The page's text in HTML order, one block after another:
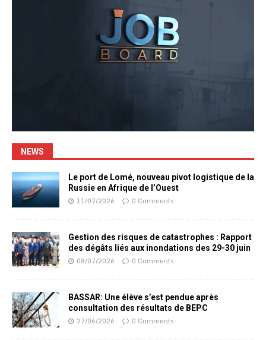
NEWS
Le port de Lomé, nouveau pivot logistique de la
Russie en Afrique de l’Ouest
11/07/2026 0 Comments
Gestion des risques de catastrophes : Rapport
des dégâts liés aux inondations des 29-30 juin
08/07/2026 0 Comments
BASSAR: Une élève s’est pendue après
consultation des résultats de BEPC
27/06/2026 0 Comments